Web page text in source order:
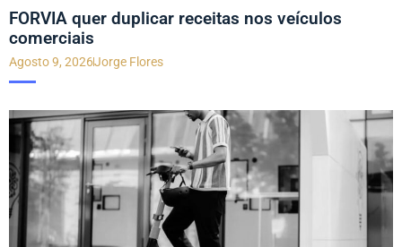
FORVIA quer duplicar receitas nos veículos
comerciais
Agosto 9, 2026Jorge Flores